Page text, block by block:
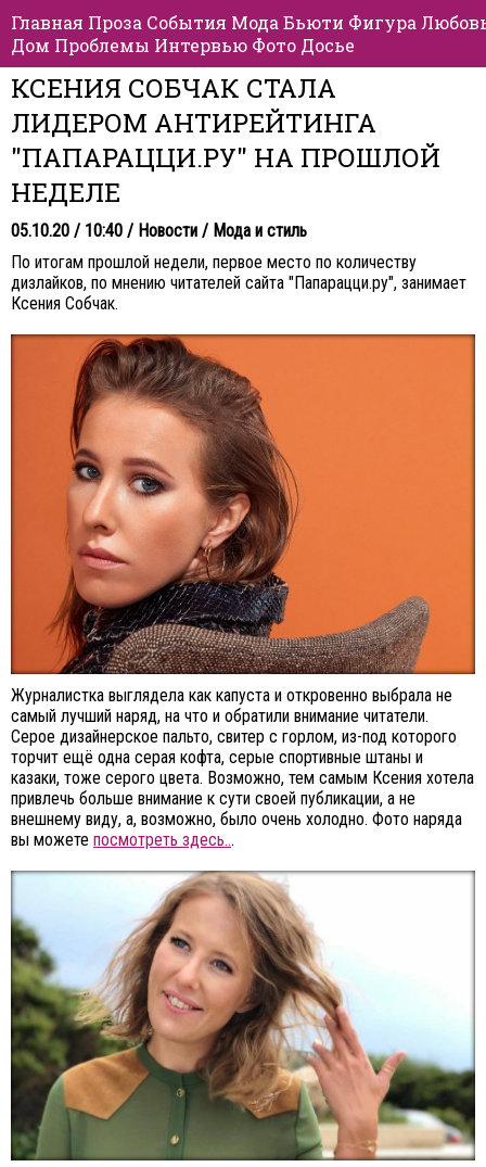
Главная Проза События Мода Бьюти Фигура
Дом Проблемы Интервью Фото Досье
КСЕНИЯ СОБЧАК СТАЛА
ЛИДЕРОМ АНТИРЕЙТИНГА
"ПАПАРАЦЦИ.РУ" НА ПРОШЛОЙ
НЕДЕЛЕ
05.10.20 / 10:40 / Новости / Мода и стиль
По итогам прошлой недели, первое место по количеству
дизлайков, по мнению читателей сайта "Папарацци.ру", занимает
Ксения Собчак.
Журналистка выглядела как капуста и откровенно выбрала не
самый лучший наряд, на что и обратили внимание читатели.
Серое дизайнерское пальто, свитер с горлом, из-под которого
торчит ещё одна серая кофта, серые спортивные штаны и
казаки, тоже серого цвета. Возможно, тем самым Ксения хотела
привлечь больше внимание к сути своей публикации, а не
внешнему виду, а, возможно, было очень холодно. Фото наряда
вы можете посмотреть здесь...